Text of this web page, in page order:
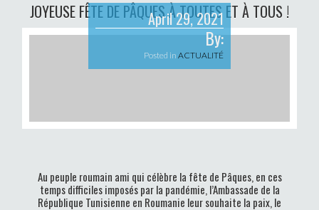
JOYEUSE FÊTE DE PÂQUES À TOUTES ET À TOUS !
April 29, 2021
By:
Posted in ACTUALITÉ
Au peuple roumain ami qui célèbre la fête de Pâques, en ces
temps difficiles imposés par la pandémie, l’Ambassade de la
République Tunisienne en Roumanie leur souhaite la paix, le